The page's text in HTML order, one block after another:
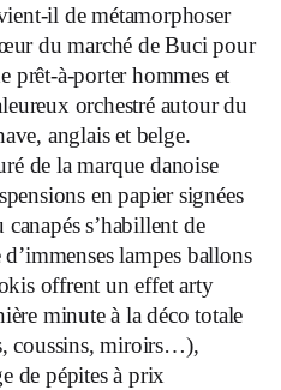
il de métamorphoser
du marché de Buci pour
prêt-à-porter hommes et
orchestré autour du
anglais et belge.
de la marque danoise
en papier signées
s’habillent de
lampes ballons
offrent un effet arty
minute à la déco totale
coussins, miroirs…),
de pépites à prix